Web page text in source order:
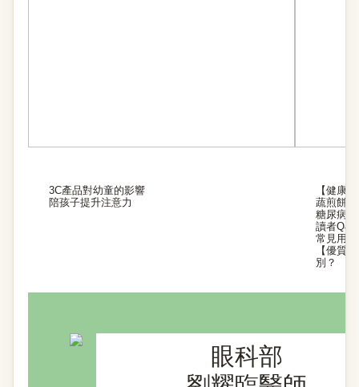
3C產品對幼童的影響
陪孩子提升注意力
【健康
蔬煎餅
糖尿病
讀者Q&A
常見用
【優質
別？
眼科部